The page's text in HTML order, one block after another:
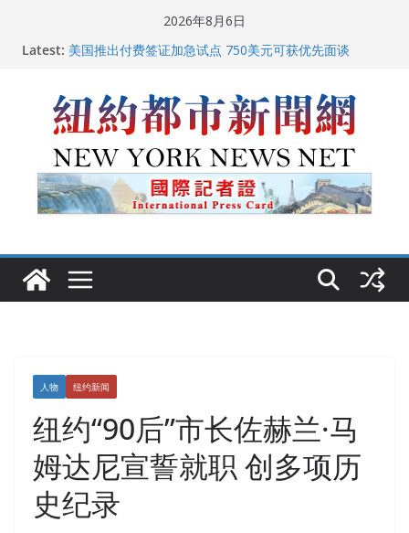
2026年8月6日
Latest: 美国推出付费签证加急试点 750美元可获优先面谈
人！
FBI联合纽约警方突袭多名警界高层住所 涉纽约警察局腐
败刑事调查
中国驻美国大使谢锋邀请美国老教师罗纳德·萨科尔斯基
再次访华
人物 纽约新闻
纽约“90后”市长佐赫兰·马
姆达尼宣誓就职 创多项历
史纪录